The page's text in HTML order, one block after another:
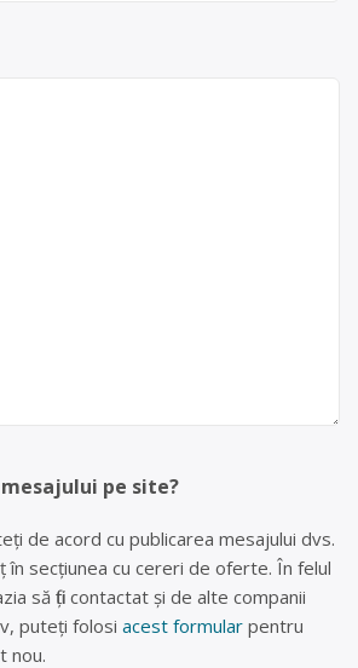
pe site?
de acord cu publicarea mesajului dvs.
în secțiunea cu cereri de oferte. În felul
să fiți contactat și de alte companii
puteți folosi acest formular pentru
nou.